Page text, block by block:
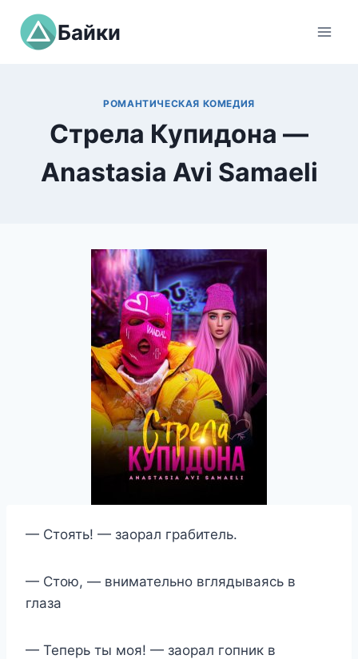
Перейти
содержимому
Байки
РОМАНТИЧЕСКАЯ КОМЕДИЯ
Стрела Купидона —
Anastasia Avi Samaeli
— Стоять! — заорал грабитель.
— Стою, — внимательно вглядываясь в
глаза
— Теперь ты моя! — заорал гопник в